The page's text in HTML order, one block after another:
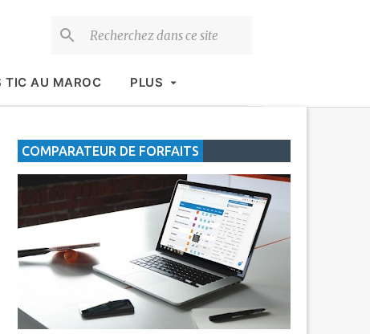
TIC AU MAROC PLUS
COMPARATEUR DE FORFAITS